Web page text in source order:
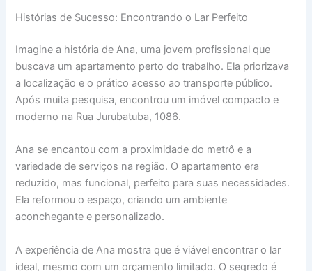
Histórias de Sucesso: Encontrando o Lar Perfeito
Imagine a história de Ana, uma jovem profissional que
buscava um apartamento perto do trabalho. Ela priorizava
a localização e o prático acesso ao transporte público.
Após muita pesquisa, encontrou um imóvel compacto e
moderno na Rua Jurubatuba, 1086.
Ana se encantou com a proximidade do metrô e a
variedade de serviços na região. O apartamento era
reduzido, mas funcional, perfeito para suas necessidades.
Ela reformou o espaço, criando um ambiente
aconchegante e personalizado.
A experiência de Ana mostra que é viável encontrar o lar
ideal, mesmo com um orçamento limitado. O segredo é